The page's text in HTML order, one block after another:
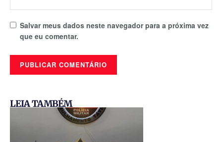
Salvar meus dados neste navegador para a próxima vez
que eu comentar.
LEIA TAMBÉM